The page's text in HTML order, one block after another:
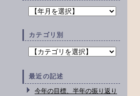
カテゴリ別
最近の記述
今年の目標、半年の振り返り